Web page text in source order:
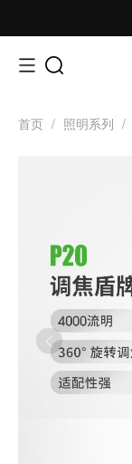
首页 / 照明系列 /